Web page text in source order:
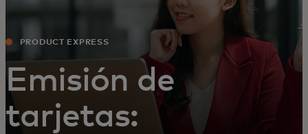
Noticias y tendencias
PRODUCT EXPRESS
Emisión de
tarjetas: